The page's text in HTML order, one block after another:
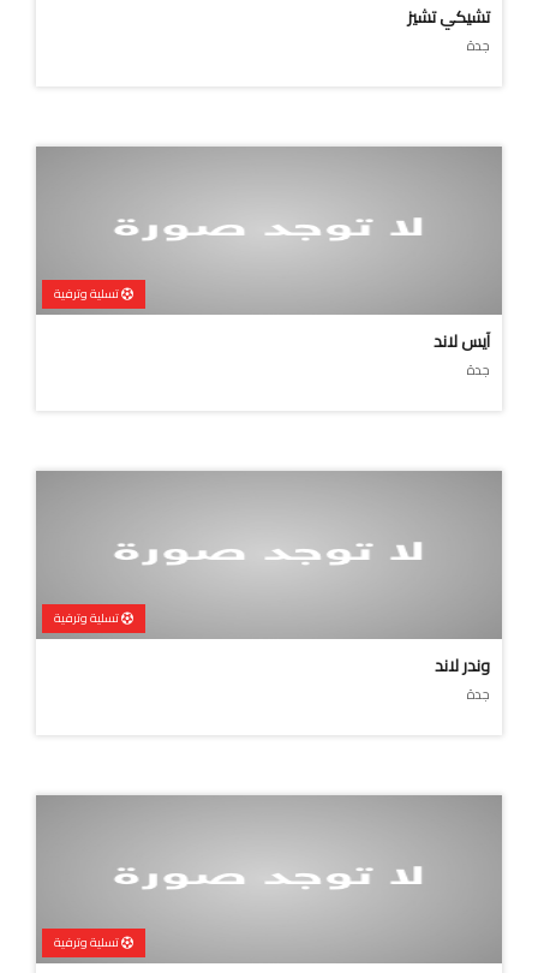
تشيكي تشيز
جدة
تسلية وترفية
آيس لاند
جدة
تسلية وترفية
وندر لاند
جدة
تسلية وترفية